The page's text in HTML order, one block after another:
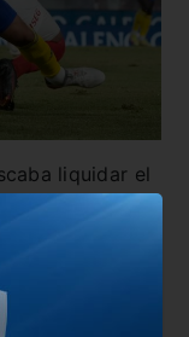
liquidar el
que el
los de
A diez del